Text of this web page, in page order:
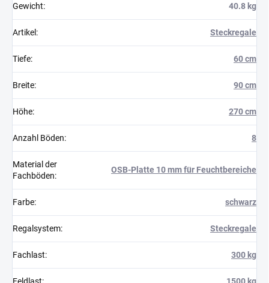
Gewicht: 40.8 kg
Artikel : Steckregale
Tiefe: 60 cm
Breite: 90 cm
Höhe: 270 cm
Anzahl Böden: 8
Material der
Fachböden:
OSB-Platte 10 mm für Feuchtbereiche
Farbe: schwarz
Regalsystem: Steckregale
Fachlast: 300 kg